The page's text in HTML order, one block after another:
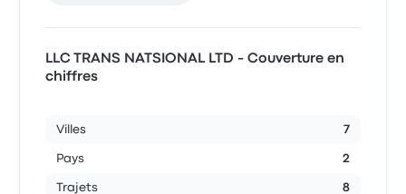
LLC TRANS NATSIONAL LTD - Couverture en
chiffres
Villes 7
Pays 2
Trajets 8